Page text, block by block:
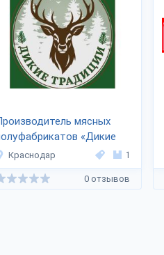
мясных
«Дикие
Краснодар 1
0 отзывов